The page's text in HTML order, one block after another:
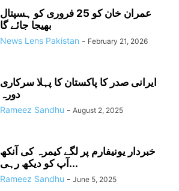
عمران خان کو 25 فروری کو ہسپتال
بھیجا جائے گا
News Lens Pakistan - February 21, 2026
ایرانی صدر کا پاکستان کا پہلا سرکاری
دورہ
Rameez Sandhu - August 2, 2025
خبردار یونیفارم پر لگے کیمرہ کی آنکھ
آپ کو دیکھ رہی...
Rameez Sandhu - June 5, 2025